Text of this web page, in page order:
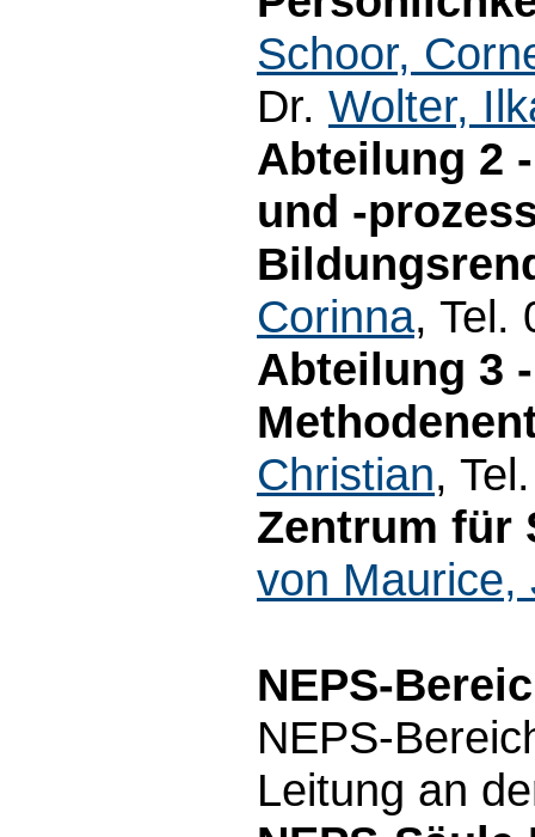
Schoor,
Dr. Wolter,
Abteilung 2
und -
Corinna, Tel.
Abteilung 3
Christian,
Zentrum für
von Maurice,
NEPS-
NEPS-
Leitung an